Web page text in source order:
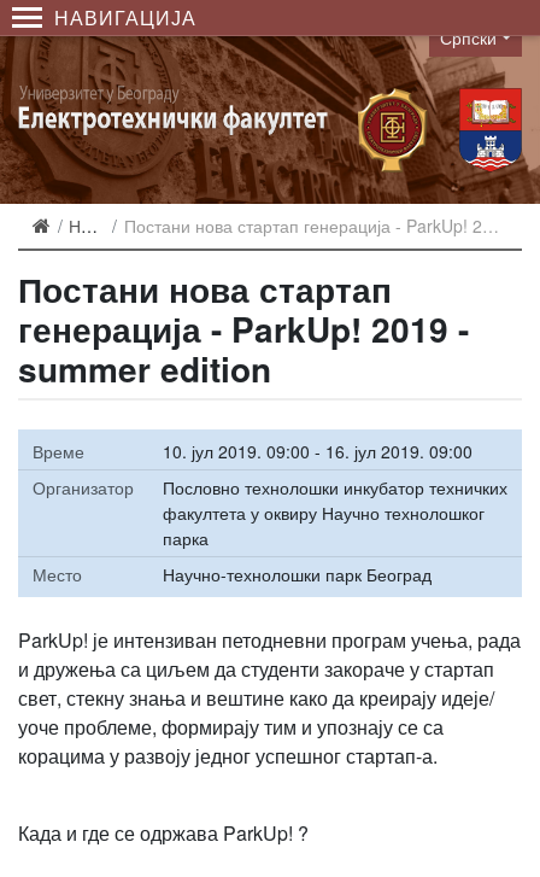
НАВИГАЦИЈА
Language
Српски
Најаве Постани нова стартап генерација - ParkUp! 2019 - summer edition
Постани нова стартап
генерација - ParkUp! 2019 -
summer edition
Време
10. јул 2019. 09:00 - 16. јул 2019. 09:00
Организатор
Пословно технолошки инкубатор техничких
факултета у оквиру Научно технолошког
парка
Место
Научно-технолошки парк Београд
ParkUp! је интензиван петодневни програм учења, рада
и дружења са циљем да студенти закораче у стартап
свет, стекну знања и вештине како да креирају идеје/
уоче проблеме, формирају тим и упознају се са
корацима у развоју једног успешног стартап-а.
Када и где се одржава ParkUp! ?